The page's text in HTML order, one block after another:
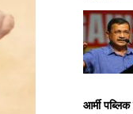
आर्मी